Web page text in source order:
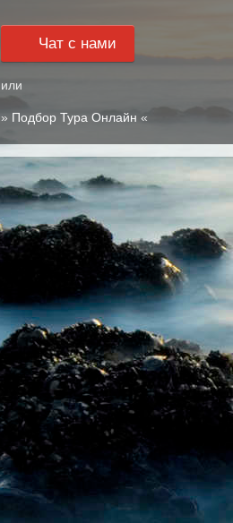
Чат с нами
или
» Подбор Тура Онлайн «